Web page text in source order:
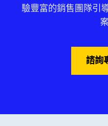
驗豐富的銷售團隊引
諮詢